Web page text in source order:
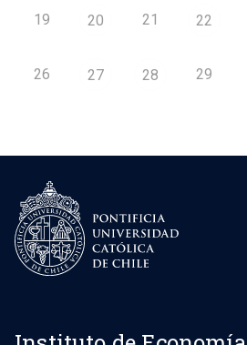
19 20 21 22
26 27 28 29